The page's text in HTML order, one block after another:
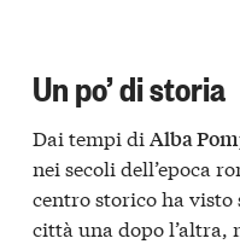
Un po’ di storia
Dai tempi di Alba
nei secoli dell’epoca
centro storico ha visto
città una dopo l’altra,